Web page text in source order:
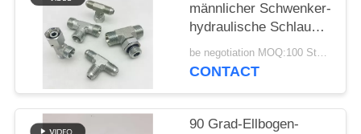
PRIVACY
POLICY
männlicher Schwenker-
hydraulische Schlauch-
Adapter-CC-52
be negotiation MOQ:100 Stücke
CONTACT
90 Grad-Ellbogen-